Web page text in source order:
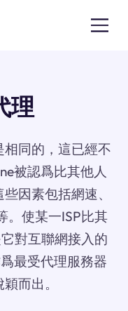
理
同的，這已經不
被認爲比其他人
因素包括網速、
。使某一ISP比其
對互聯網接入的
最受代理服務器
而出。